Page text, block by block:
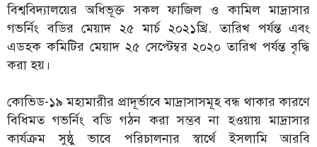
বিশ্ববিদ্যালয়ের অধিভূক্ত সকল ফাজিল ও কামিল মাদ্রাসার
গভর্নিং বডির মেয়াদ ২৫ মার্চ ২০২১খ্রি. তারিখ পর্যন্ত এবং
এডহক কমিটির মেয়াদ ২৫ সেপ্টেম্বর ২০২০ তারিখ পর্যন্ত বৃদ্ধি
করা হয়।
কোভিড-১৯ মহামারীর প্রাদূর্ভাবে মাদ্রাসাসমূহ বন্ধ থাকার কারণে
বিধিমত গভর্নিং বডি গঠন করা সম্ভব না হওয়ায় মাদ্রাসার
কার্যক্রম সুষ্ঠু ভাবে পরিচালনার স্বার্থে ইসলামি আরবি